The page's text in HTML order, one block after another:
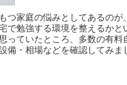
つ家庭の悩みとしてあるのが
で勉強する環境を整えるかと
っていたところ、多数の有料
備・相場などを確認してみま